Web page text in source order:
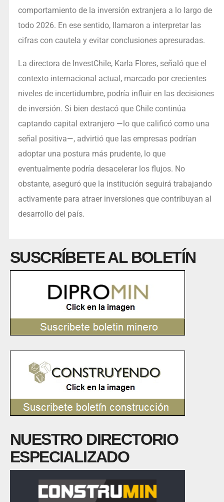
comportamiento de la inversión extranjera a lo largo de
todo 2026. En ese sentido, llamaron a interpretar las
cifras con cautela y evitar conclusiones apresuradas.
La directora de InvestChile, Karla Flores, señaló que el
contexto internacional actual, marcado por crecientes
niveles de incertidumbre, podría influir en las decisiones
de inversión. Si bien destacó que Chile continúa
captando capital extranjero —lo que calificó como una
señal positiva—, advirtió que las empresas podrían
adoptar una postura más prudente, lo que
eventualmente podría desacelerar los flujos. No
obstante, aseguró que la institución seguirá trabajando
activamente para atraer inversiones que contribuyan al
desarrollo del país.
SUSCRÍBETE AL BOLETÍN
NUESTRO DIRECTORIO
ESPECIALIZADO